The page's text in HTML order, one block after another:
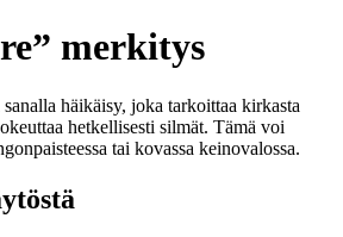
merkitys
häikäisy, joka tarkoittaa kirkasta
hetkellisesti silmät. Tämä voi
tai kovassa keinovalossa.